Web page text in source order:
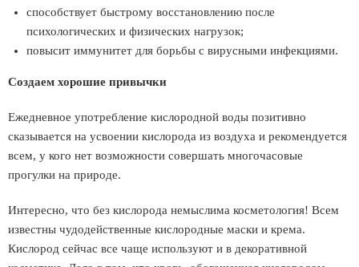
способствует быстрому восстановлению после
психологических и физических нагрузок;
повысит иммунитет для борьбы с вирусными инфекциями.
Создаем хорошие привычки
Ежедневное употребление кислородной воды позитивно
сказывается на усвоении кислорода из воздуха и рекомендуется
всем, у кого нет возможности совершать многочасовые
прогулки на природе.
Интересно, что без кислорода немыслима косметология! Всем
известны чудодейственные кислородные маски и крема.
Кислород сейчас все чаще используют и в декоративной